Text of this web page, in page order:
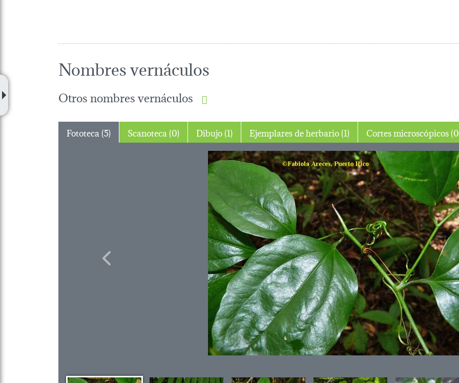
Nombres vernáculos
Otros nombres vernáculos
Fototeca (5) Scanoteca (0) Dibujo (1) Ejemplares de herbario (1) Cortes
Previous